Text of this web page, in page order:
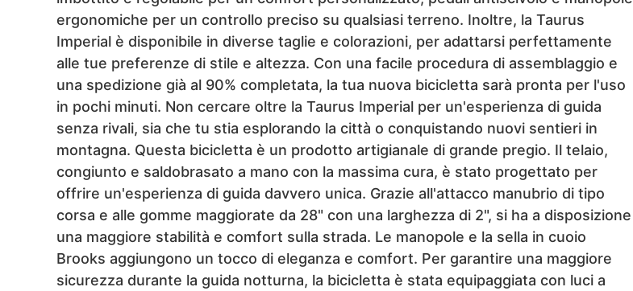
ergonomiche per un controllo preciso su qualsiasi terreno. Inoltre, la Taurus
Imperial è disponibile in diverse taglie e colorazioni, per adattarsi perfettamente
alle tue preferenze di stile e altezza. Con una facile procedura di assemblaggio e
una spedizione già al 90% completata, la tua nuova bicicletta sarà pronta per l'uso
in pochi minuti. Non cercare oltre la Taurus Imperial per un'esperienza di guida
senza rivali, sia che tu stia esplorando la città o conquistando nuovi sentieri in
montagna. Questa bicicletta è un prodotto artigianale di grande pregio. Il telaio,
congiunto e saldobrasato a mano con la massima cura, è stato progettato per
offrire un'esperienza di guida davvero unica. Grazie all'attacco manubrio di tipo
corsa e alle gomme maggiorate da 28" con una larghezza di 2", si ha a disposizione
una maggiore stabilità e comfort sulla strada. Le manopole e la sella in cuoio
Brooks aggiungono un tocco di eleganza e comfort. Per garantire una maggiore
sicurezza durante la guida notturna, la bicicletta è stata equipaggiata con luci a